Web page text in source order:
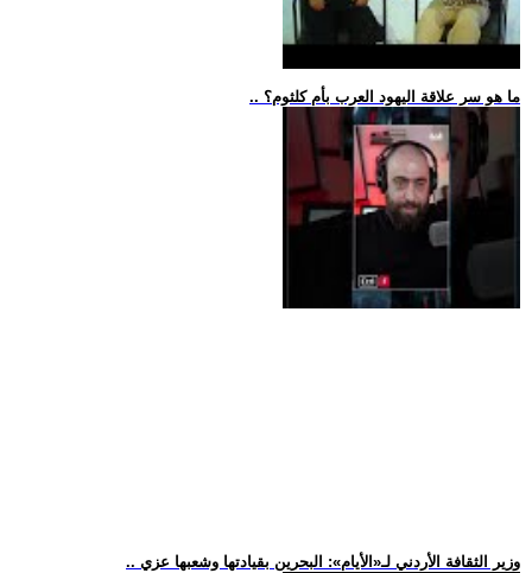
.. ما هو سر علاقة اليهود العرب بأم كلثوم؟
.. وزير الثقافة الأردني لـ«الأيام»: البحرين بقيادتها وشعبها عزي